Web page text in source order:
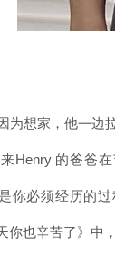
为想家，他一边
Henry 的爸爸
你必须经历的
你也辛苦了》中